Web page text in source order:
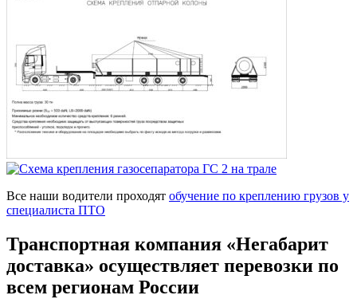
Все наши водители проходят обучение по креплению грузов у
специалиста ПТО
Транспортная компания «Негабарит
доставка» осуществляет перевозки по
всем регионам России